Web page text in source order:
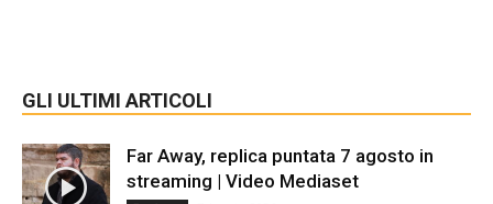
GLI ULTIMI ARTICOLI
Far Away, replica puntata 7 agosto in
streaming | Video Mediaset